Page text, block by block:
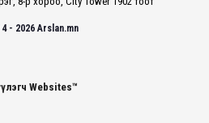
- 2026 Arslan.mn
Websites™